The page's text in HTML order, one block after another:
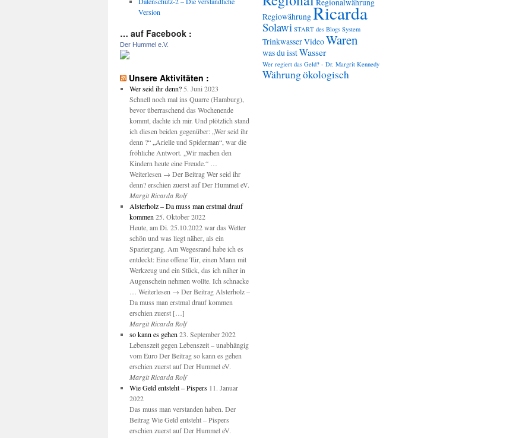
Version
… auf Facebook :
Der Hummel e.V.
Unsere Aktivitäten :
Wer seid ihr denn? 5. Juni 2023
Schnell noch mal ins Quarre (Hamburg),
bevor überraschend das Wochenende
kommt, dachte ich mir. Und plötzlich stand
ich diesen beiden gegenüber: „Wer seid ihr
denn ?“ „Arielle und Spiderman“, war die
fröhliche Antwort. „Wir machen den
Kindern heute eine Freude.“ …
Weiterlesen → Der Beitrag Wer seid ihr
denn? erschien zuerst auf Der Hummel eV.
Margit Ricarda Rolf
Alsterholz – Da muss man erstmal drauf
kommen 25. Oktober 2022
Heute, am Di. 25.10.2022 war das Wetter
schön und was liegt näher, als ein
Spaziergang. Am Wegesrand habe ich es
entdeckt: Eine offene Tür, einen Mann mit
Werkzeug und ein Stück, das ich näher in
Augenschein nehmen wollte. Ich schnacke
… Weiterlesen → Der Beitrag Alsterholz –
Da muss man erstmal drauf kommen
erschien zuerst […]
Margit Ricarda Rolf
so kann es gehen 23. September 2022
Lebenszeit gegen Lebenszeit – unabhängig
vom Euro Der Beitrag so kann es gehen
erschien zuerst auf Der Hummel eV.
Margit Ricarda Rolf
Wie Geld entsteht – Pispers 11. Januar
2022
Das muss man verstanden haben. Der
Beitrag Wie Geld entsteht – Pispers
erschien zuerst auf Der Hummel eV.
Regionalwährung
RegiowährungRicarda
Solawi START des Blogs System
TrinkwasserVideoWaren
was du isstWasser
Wer regiert das Geld? - Dr. Margrit Kennedy
Währungökologisch